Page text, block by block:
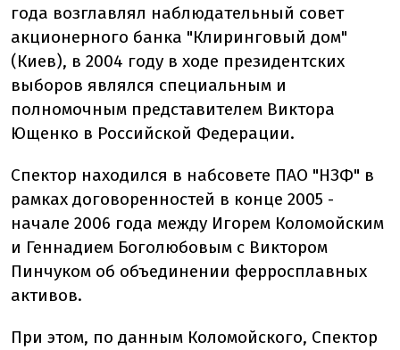
года возглавлял наблюдательный совет
акционерного банка "Клиринговый дом"
(Киев), в 2004 году в ходе президентских
выборов являлся специальным и
полномочным представителем Виктора
Ющенко в Российской Федерации.
Спектор находился в набсовете ПАО "НЗФ" в
рамках договоренностей в конце 2005 -
начале 2006 года между Игорем Коломойским
и Геннадием Боголюбовым с Виктором
Пинчуком об объединении ферросплавных
активов.
При этом, по данным Коломойского, Спектор